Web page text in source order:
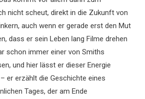
nicht scheut, direkt in die Zukunft von
auch wenn er gerade erst den Mut
dass er sein Leben lang Filme drehen
schon immer einer von Smiths
und hier lässt er dieser Energie
er erzählt die Geschichte eines
Tages, der am Ende